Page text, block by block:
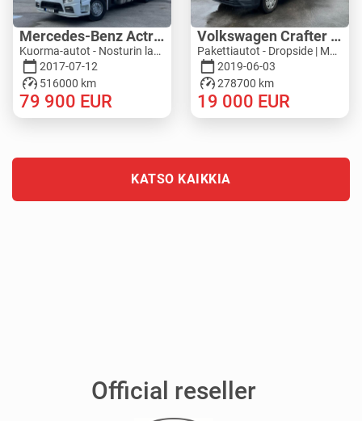
Mercedes-Benz Actros 2545L 6X2 - PM 36528 S
Kuorma-autot - Nosturin lava | M276-5277
2017-07-12
516000 km
79 900 EUR
Volkswagen Crafter 4MOTION - ZEPRO
Pakettiautot - Dropside | M543-4792
2019-06-03
278700 km
19 000 EUR
KATSO KAIKKIA
Official reseller